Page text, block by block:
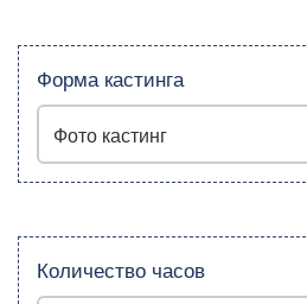
Форма кастинга
Количество часов